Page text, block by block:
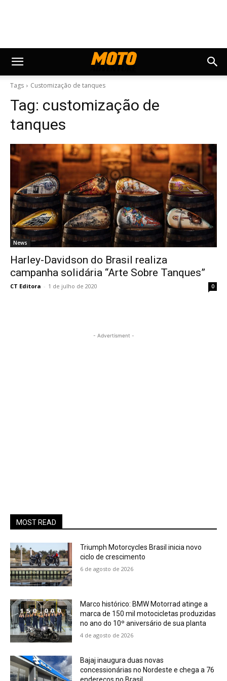
Tags Customização de tanques
Tag: customização de
tanques
News
Harley-Davidson do Brasil realiza
campanha solidária “Arte Sobre Tanques”
CT Editora - 1 de julho de 2020 0
- Advertisment -
MOST READ
Triumph Motorcycles Brasil inicia novo
ciclo de crescimento
6 de agosto de 2026
Marco histórico: BMW Motorrad atinge a
marca de 150 mil motocicletas produzidas
no ano do 10º aniversário de sua planta
4 de agosto de 2026
Bajaj inaugura duas novas
concessionárias no Nordeste e chega a 76